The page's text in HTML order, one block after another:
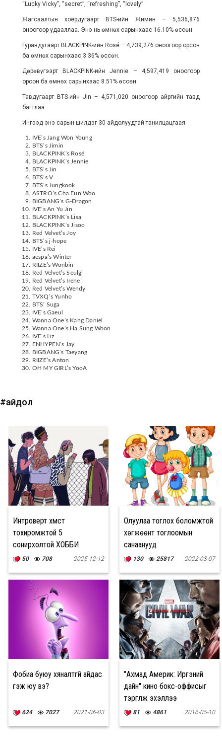
“Lucky Vicky”, “secret”, “refreshing”, “lovely”
Жагсаалтын хоёрдугаарт BTS-ийн Жимин – 5,536,876
оноогоор удааллаа. Энэ нь өмнөх сарынхаас 16.10% өссөн.
Гуравдугаарт BLACKPINK-ийн Rosé – 4,739,276 оноогоор орсон
ба өмнөх сарынхаас 3.36% өссөн.
Дөрөвүгээрт BLACKPINK-ийн Jennie – 4,597,419 оноогоор
орсон ба өмнөх сарынхаас 8.51% өссөн.
Тавдугаарт BTS-ийн Jin – 4,571,020 оноогоор айргийн тавд
багтлаа.
Ингээд энэ сарын шилдэг 30 айдолуудтай танилцацгаая.
IVE’s Jang Won Young
BTS’s Jimin
BLACKPINK’s Rosé
BLACKPINK’s Jennie
BTS’s Jin
BTS’s V
BTS’s Jungkook
ASTRO’s Cha Eun Woo
BIGBANG’s G-Dragon
IVE’s An Yu Jin
BLACKPINK’s Lisa
BLACKPINK’s Jisoo
Red Velvet’s Joy
BTS’s j-hope
IVE’s Rei
aespa’s Winter
RIIZE’s Wonbin
Red Velvet’s Seulgi
Red Velvet’s Irene
Red Velvet’s Wendy
TVXQ’s Yunho
BTS’ Suga
IVE’s Gaeul
Wanna One’s Kang Daniel
Wanna One’s Ha Sung Woon
IVE’s Liz
ENHYPEN’s Jay
BIGBANG’s Taeyang
RIIZE’s Anton
OH MY GIRL’s YooA
#айдол
Интроверт хүмүүст
тохиромжтой 5
сонирхолтой ХОББИ
50 708 2025-12-12
Олуулаа тоглох боломжтой
хөгжөөнт тоглоомын
санаанууд
130 25817 2022-03-07
Фобиа буюу хяналтгүй айдас
гэж юу вэ?
624 7027 2021-06-03
"Ахмад Америк: Иргэний
дайн" кино бокс-оффисыг
тэргүүлж эхэллээ
81 4861 2016-05-10